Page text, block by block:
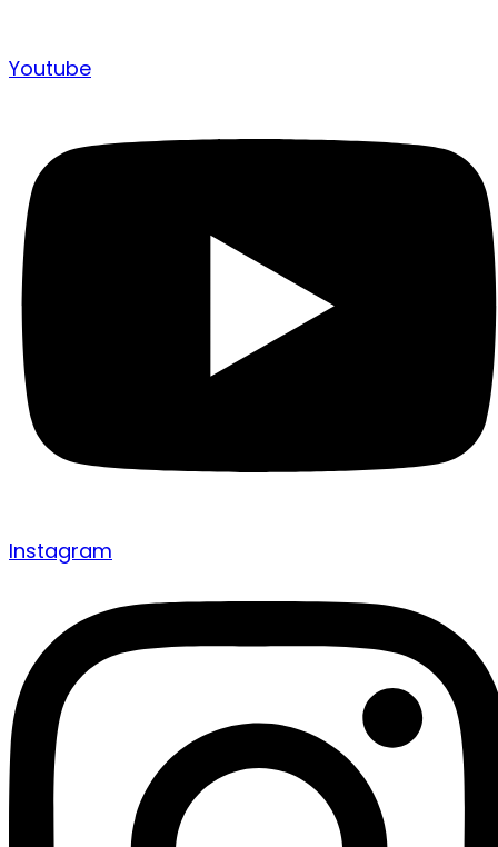
Youtube
Instagram